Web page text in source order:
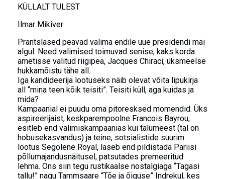
KÜLLALT TULEST
Ilmar Mikiver
Prantslased peavad valima endile uue presidendi mai
algul. Need valimised toimuvad senise, kaks korda
ametisse valitud riigipea, Jacques Chiraci, üksmeelse
hukkamõistu tähe all.
Iga kandideerija lootuseks näib olevat võita lipukirja
all “mina teen kõik teisiti”. Teisiti küll, aga kuidas ja
mida?
Kampaanial ei puudu oma pitoresksed momendid. Üks
aspireerijaist, keskparempoolne Francois Bayrou,
esitleb end valimiskampaanias kui talumeest (tal on
hobusekasvandus) ja teine, sotsialistide suurim
lootus Segolene Royal, laseb end pildistada Pariisi
põllumajandusnäitusel, patsutades premeeritud
lehma. Ons siin tegu rustikaalse nostalgiaga “Tagasi
tallu!” nagu Tammsaare “Tõe ja õiguse” Indrekul, kes